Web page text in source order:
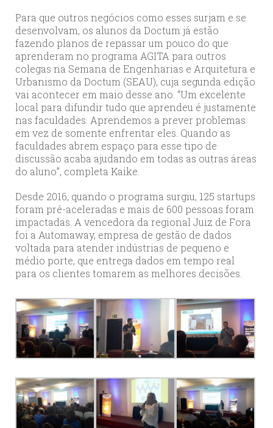
Para que outros negócios como esses surjam e se
desenvolvam, os alunos da Doctum já estão
fazendo planos de repassar um pouco do que
aprenderam no programa AGITA para outros
colegas na Semana de Engenharias e Arquitetura e
Urbanismo da Doctum (SEAU), cuja segunda edição
vai acontecer em maio desse ano. “Um excelente
local para difundir tudo que aprendeu é justamente
nas faculdades. Aprendemos a prever problemas
em vez de somente enfrentar eles. Quando as
faculdades abrem espaço para esse tipo de
discussão acaba ajudando em todas as outras áreas
do aluno”, completa Kaike.
Desde 2016, quando o programa surgiu, 125 startups
foram pré-aceleradas e mais de 600 pessoas foram
impactadas. A vencedora da regional Juiz de Fora
foi a Automaway, empresa de gestão de dados
voltada para atender indústrias de pequeno e
médio porte, que entrega dados em tempo real
para os clientes tomarem as melhores decisões.